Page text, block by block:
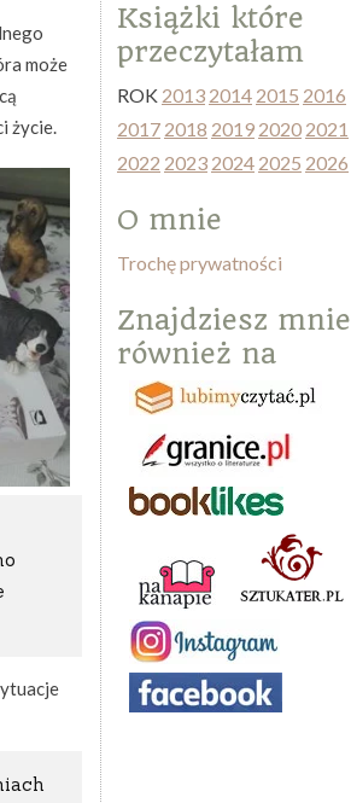
może
życie.
Książki które
przeczytałam
ROK 2013 2014 2015 2016
2017 2018 2019 2020 2021
2022 2023 2024 2025 2026
O mnie
Trochę prywatności
Znajdziesz mnie
również na